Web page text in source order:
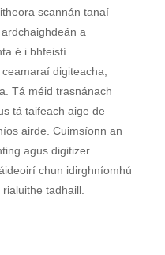
scannán tanaí
a
é i bhfeistí
digiteacha,
Tá méid trasnánach
tá taifeach aige de
airde. Cuimsíonn an
agus digitizer
chun idirghníomhú
tadhaill.